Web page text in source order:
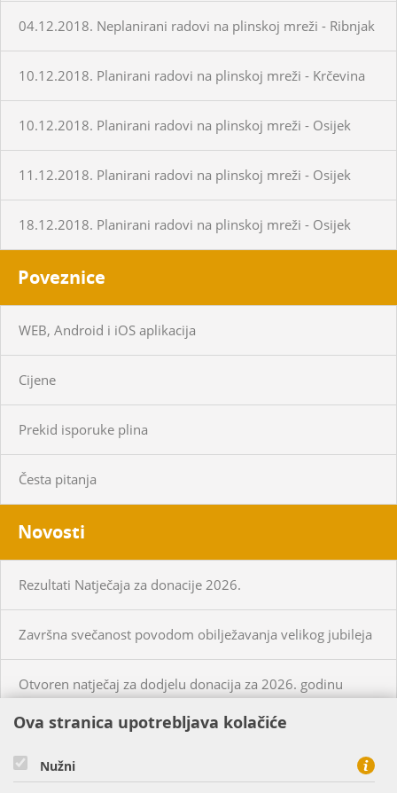
04.12.2018. Neplanirani radovi na plinskoj mreži - Ribnjak
10.12.2018. Planirani radovi na plinskoj mreži - Krčevina
10.12.2018. Planirani radovi na plinskoj mreži - Osijek
11.12.2018. Planirani radovi na plinskoj mreži - Osijek
18.12.2018. Planirani radovi na plinskoj mreži - Osijek
Poveznice
WEB, Android i iOS aplikacija
Cijene
Prekid isporuke plina
Česta pitanja
Novosti
Rezultati Natječaja za donacije 2026.
Završna svečanost povodom obilježavanja velikog jubileja
Otvoren natječaj za dodjelu donacija za 2026. godinu
KUPCI
CIJENE PLINA I USLUGA
Ova stranica upotrebljava kolačiće
Nužni